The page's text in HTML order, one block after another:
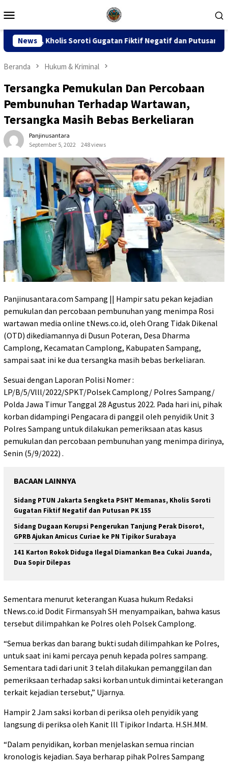
ke
Mobile
News
Gugatan Fiktif Negatif dan Putusan PK 155 Sidang
Beranda Hukum & Kriminal
Tersangka Pemukulan Dan Percobaan
Pembunuhan Terhadap Wartawan,
Tersangka Masih Bebas Berkeliaran
Panjinusantara
September 5, 2022
248 views
Panjinusantara.com Sampang || Hampir satu pekan kejadian
pemukulan dan percobaan pembunuhan yang menimpa Rosi
wartawan media online tNews.co.id, oleh Orang Tidak Dikenal
(OTD) dikediamannya di Dusun Poteran, Desa Dharma
Camplong, Kecamatan Camplong, Kabupaten Sampang,
sampai saat ini ke dua tersangka masih bebas berkeliaran.
Sesuai dengan Laporan Polisi Nomer :
LP/B/5/Vlll/2022/SPKT/Polsek Camplong/ Polres Sampang/
Polda Jawa Timur Tanggal 28 Agustus 2022. Pada hari ini, pihak
korban didampingi Pengacara di panggil oleh penyidik Unit 3
Polres Sampang untuk dilakukan pemeriksaan atas kasus
pemukulan dan percobaan pembunuhan yang menimpa dirinya,
Senin (5/9/2022) .
BACAAN LAINNYA
Sidang PTUN Jakarta Sengketa PSHT Memanas, Kholis Soroti
Gugatan Fiktif Negatif dan Putusan PK 155
Sidang Dugaan Korupsi Pengerukan Tanjung Perak Disorot,
GPRB Ajukan Amicus Curiae ke PN Tipikor Surabaya
141 Karton Rokok Diduga Ilegal Diamankan Bea Cukai Juanda,
Dua Sopir Dilepas
Sementara menurut keterangan Kuasa hukum Redaksi
tNews.co.id Dodit Firmansyah SH menyampaikan, bahwa kasus
tersebut dilimpahkan ke Polres oleh Polsek Camplong.
“Semua berkas dan barang bukti sudah dilimpahkan ke Polres,
untuk saat ini kami percaya penuh kepada polres sampang.
Sementara tadi dari unit 3 telah dilakukan pemanggilan dan
pemeriksaan terhadap saksi korban untuk dimintai keterangan
terkait kejadian tersebut,” Ujarnya.
Hampir 2 Jam saksi korban di periksa oleh penyidik yang
langsung di periksa oleh Kanit lll Tipikor Indarta. H.SH.MM.
“Dalam penyidikan, korban menjelaskan semua rincian
kronologis kejadian. Saya berharap pihak Polres Sampang